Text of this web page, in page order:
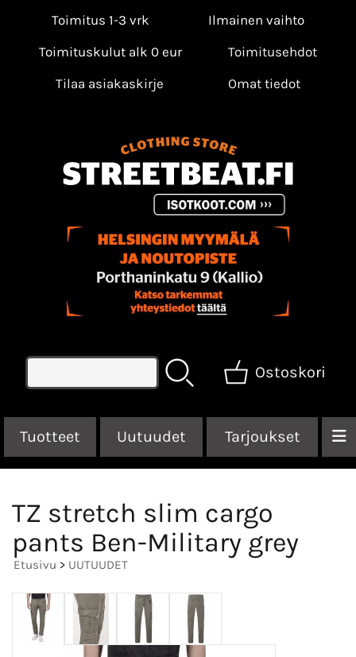
Toimitus 1-3 vrk
Ilmainen vaihto
Toimituskulut alk 0 eur
Toimitusehdot
Tilaa asiakaskirje
Omat tiedot
Ostoskori
Tuotteet Uutuudet Tarjoukset
TZ stretch slim cargo
pants Ben-Military grey
Etusivu > UUTUUDET